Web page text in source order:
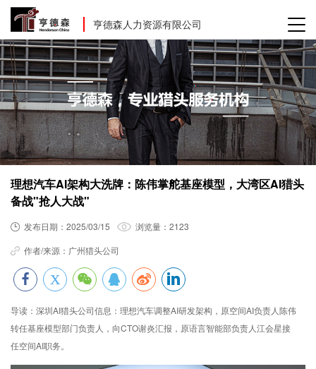
亨德森人力资源有限公司
理想汽车AI架构大洗牌：陈伟掌舵基座模型，大湾区AI猎头
备战"抢人大战"
发布日期： 2025/03/15 浏览量： 2123
作者/来源： 广州猎头公司
导读： 深圳AI猎头公司信息：理想汽车调整AI研发架构，原空间AI负责人陈伟
转任基座模型部门负责人，向CTO谢炎汇报，原语言智能部负责人江会星接
任空间AI职务。